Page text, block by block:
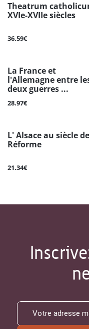
Theatrum
XVIe-XVIIe siècles
36.59€
La France et
l'Allemagne entre
deux guerres ...
28.97€
L' Alsace au siècle
Réforme
21.34€